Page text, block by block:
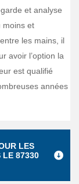
et analyse
moins et
les mains, il
avoir l’option la
est qualifié
années
LES
LE 87330